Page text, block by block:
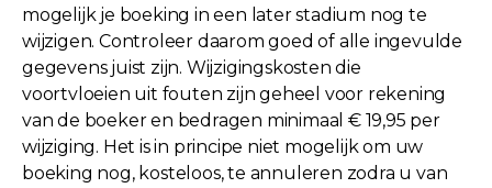
mogelijk je boeking in een later stadium nog te
wijzigen. Controleer daarom goed of alle ingevulde
gegevens juist zijn. Wijzigingskosten die
voortvloeien uit fouten zijn geheel voor rekening
van de boeker en bedragen minimaal € 19,95 per
wijziging. Het is in principe niet mogelijk om uw
boeking nog, kosteloos, te annuleren zodra u van